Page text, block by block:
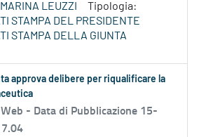
MARINA LEUZZI
Tipologia:
STAMPA DEL PRESIDENTE
STAMPA DELLA GIUNTA
approva delibere per riqualificare la
- Data di Pubblicazione 15-